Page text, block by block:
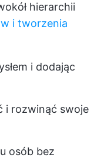
hierarchii
i tworzenia
i dodając
i rozwinąć swoje
osób bez